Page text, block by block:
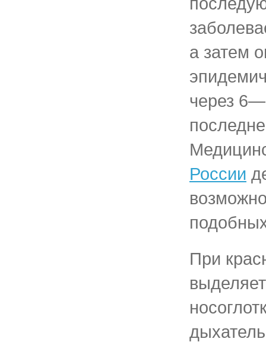
а затем
через
России
При